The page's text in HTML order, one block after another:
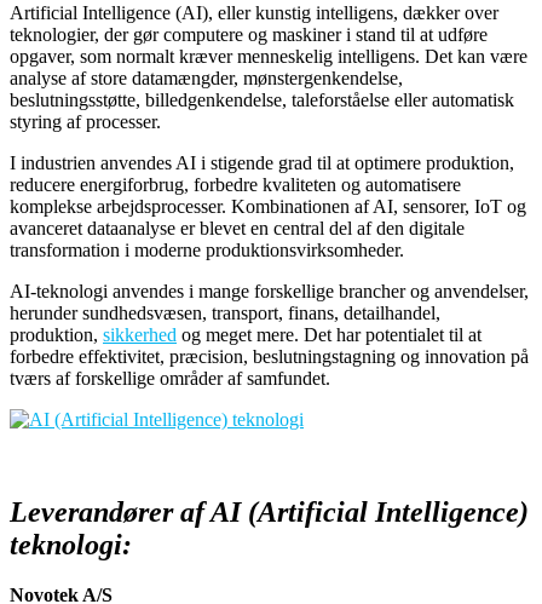
Artificial Intelligence (AI), eller kunstig intelligens, dækker over
teknologier, der gør computere og maskiner i stand til at udføre
opgaver, som normalt kræver menneskelig intelligens. Det kan være
analyse af store datamængder, mønstergenkendelse,
beslutningsstøtte, billedgenkendelse, taleforståelse eller automatisk
styring af processer.
I industrien anvendes AI i stigende grad til at optimere produktion,
reducere energiforbrug, forbedre kvaliteten og automatisere
komplekse arbejdsprocesser. Kombinationen af AI, sensorer, IoT og
avanceret dataanalyse er blevet en central del af den digitale
transformation i moderne produktionsvirksomheder.
AI-teknologi anvendes i mange forskellige brancher og anvendelser,
herunder sundhedsvæsen, transport, finans, detailhandel,
produktion, sikkerhed og meget mere. Det har potentialet til at
forbedre effektivitet, præcision, beslutningstagning og innovation på
tværs af forskellige områder af samfundet.
Leverandører af AI (Artificial Intelligence)
teknologi:
Novotek A/S